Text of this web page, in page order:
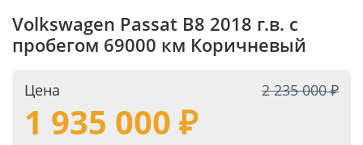
Volkswagen Passat B8 2018 г.в. с
пробегом 69000 км Коричневый
Цена 2 235 000
1 935 000